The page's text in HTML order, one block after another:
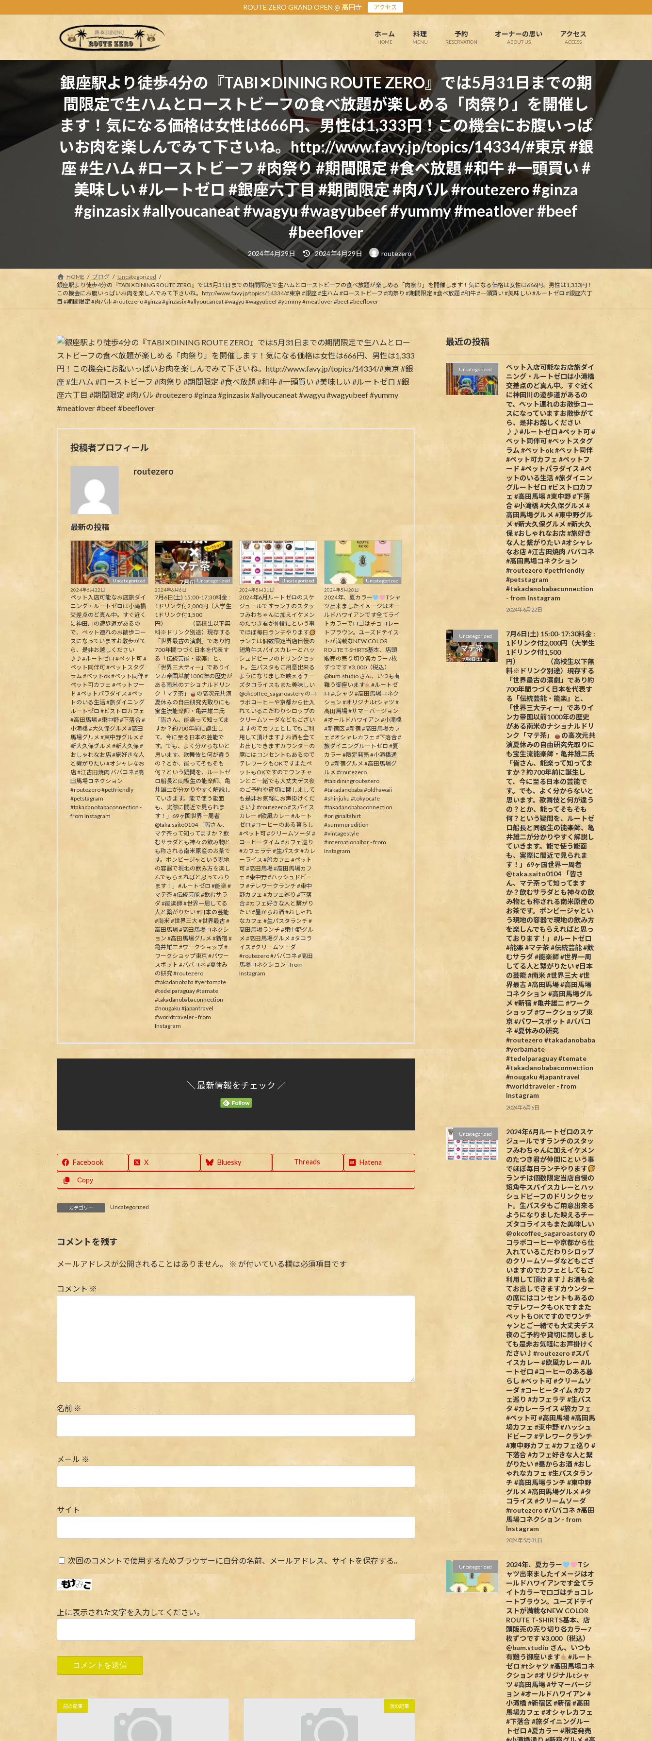
ン
ビ
ROUTE ZERO GRAND OPEN @ 高円寺 アクセス
ホーム
HOME
料理
MENU
予約
RESERVATION
オーナーの思い
ABOUT US
アクセス
ACCESS
銀座駅より徒歩4分の『TABI✕DINING ROUTE ZERO』では5月31日までの期
間限定で生ハムとローストビーフの食べ放題が楽しめる「肉祭り」を開催し
ます！気になる価格は女性は666円、男性は1,333円！この機会にお腹いっぱ
いお肉を楽しんでみて下さいね。http://www.favy.jp/topics/14334/#東京 #銀
座 #生ハム #ローストビーフ #肉祭り #期間限定 #食べ放題 #和牛 #一頭買い #
美味しい #ルートゼロ #銀座六丁目 #期間限定 #肉バル #routezero #ginza
#ginzasix #allyoucaneat #wagyu #wagyubeef #yummy #meatlover #beef
#beeflover
2024年4月29日
最
終
更
新
時
:
2024年4月29日 routezero
HOME ブログ
Uncategorized
銀座駅より徒歩4分の『TABI✕DINING ROUTE ZERO』では5月31日までの期間限定で生ハムとローストビーフの食べ放題が楽しめる「肉祭り」を開催します！気になる価格は女性は666円、男性は1,333円！
この機会にお腹いっぱいお肉を楽しんでみて下さいね。http://www.favy.jp/topics/14334/#東京 #銀座 #生ハム #ローストビーフ #肉祭り #期間限定 #食べ放題 #和牛 #一頭買い #美味しい #ルートゼロ #銀座六丁
目 #期間限定 #肉バル #routezero #ginza #ginzasix #allyoucaneat #wagyu #wagyubeef #yummy #meatlover #beef #beeflover
投稿者プロフィール
routezero
最新の投稿
Uncategorized
2024年6月22日
ペット入店可能なお店旅ダイ
ニング・ルートゼロは小滝橋
交差点のど真ん中。すぐ近く
に神田川の遊歩道があるの
で、ペット連れのお散歩コー
スになっていますお散歩がて
ら、是非お越しください
♪♪#ルートゼロ #ペット可 #
ペット同伴可 #ペットスタグ
ラム #ペットok #ペット同伴 #
ペット可カフェ #ペットフー
ド #ペットパラダイス #ペッ
トのいる生活 #旅ダイニング
ルートゼロ #ビストロカフェ
#高田馬場 #東中野 #下落合 #
小滝橋 #大久保グルメ #高田
馬場グルメ #東中野グルメ #
新大久保グルメ #新大久保 #
おしゃれなお店 #旅好きな人
と繋がりたい #オシャレなお
店 #江古田焼肉 ババコネ #高
田馬場コネクション
#routezero #petfriendly
#petstagram
#takadanobabaconnection -
from Instagram
Uncategorized
2024年6月6日
7月6日(土) 15:00-17:30料金 :
1ドリンク付2,000円（大学生
1ドリンク付1,500
円） （高校生以下無
料※ドリンク別途）現存する
「世界最古の演劇」であり約
700年間つづく日本を代表す
る「伝統芸能・能楽」と、
「世界三大ティー」でありイ
ンカ帝国以前1000年の歴史が
ある南米のナショナルドリン
ク「マテ茶」
の高次元共演
夏休みの自由研究先取りにも
宝生流能楽師・亀井雄二氏
「皆さん、能楽って知ってま
すか？約700年前に誕生し
て、今に至る日本の芸能で
す。でも、よく分からないと
思います。歌舞伎と何が違う
の？とか、能ってそもそも
何？という疑問を、ルートゼ
ロ船長と同級生の能楽師、亀
井雄二が分かりやすく解説し
ていきます。能で使う能面
も、実際に間近で見られま
す！」69ヶ国世界一周者
@taka.saito0104 「皆さん、
マテ茶って知ってますか？飲
むサラダとも神々の飲み物と
も称される南米原産のお茶で
す。ボンビージャという現地
の容器で現地の飲み方を楽し
んでもらえればと思っており
ます！」#ルートゼロ #能楽 #
マテ茶 #伝統芸能 #飲むサラ
ダ #能楽師 #世界一周してる
人と繋がりたい #日本の芸能
#南米 #世界三大 #世界最古 #
高田馬場 #高田馬場コネクシ
ョン #高田馬場グルメ #新宿 #
亀井雄二 #ワークショップ #
ワークショップ東京 #パワー
スポット #ババコネ #夏休み
の研究 #routezero
#takadanobaba #yerbamate
#tedelparaguay #temate
#takadanobabaconnection
#nougaku #japantravel
#worldtraveler - from
Instagram
Uncategorized
2024年5月31日
2024年6月ルートゼロのスケ
ジュールですランチのスタッ
フみわちゃんに加えイケメン
のたつき君が仲間にという事
でほぼ毎日ランチやります
ランチは個数限定当店自慢の
短角牛スパイスカレーとハッ
シュドビーフのドリンクセッ
ト。生パスタもご用意出来る
ようになりました映えるチー
ズタコライスもまた美味しい
@okcoffee_sagaroastery のコ
ラボコーヒーや京都から仕入
れているこだわりシロップの
クリームソーダなどもござい
ますのでカフェとしてもご利
用して頂けます♪お酒も全て
お出しできますカウンターの
席にはコンセントもあるので
テレワークもOKですまたペ
ットもOKですのでワンチャ
ンとご一緒でも大丈夫デス夜
のご予約や貸切に関しまして
も是非お気軽にお声掛けくだ
さい♪#routezero #スパイス
カレー #欧風カレー #ルート
ゼロ #コーヒーのある暮らし
#ペット可 #クリームソーダ #
コーヒータイム #カフェ巡り
#カフェラテ #生パスタ #カレ
ーライス #旅カフェ #ペット
可 #高田馬場 #高田馬場カフ
ェ #東中野 #ハッシュドビー
フ #テレワークランチ #東中
野カフェ #カフェ巡り #下落
合 #カフェ好きな人と繋がり
たい #昼からお酒 #おしゃれ
なカフェ #生パスタランチ #
高田馬場ランチ #東中野グル
メ #高田馬場グルメ #タコラ
イス #クリームソーダ
#routezero #ババコネ #高田
馬場コネクション - from
Instagram
Uncategorized
2024年5月28日
2024年、夏カラー
Tシャ
ツ出来ましたイメージはオー
ルドハワイアンです全てライ
トカラーでロゴはチョコレー
トブラウン。ユーズドテイス
トが満載なNEW COLOR
ROUTE T-SHIRTS基本、店頭
販売の売り切り各カラー7枚
ずつです ¥3,000（税込）
@bum.studio さん、いつも有
難う御座います
#ルートゼ
ロ #tシャツ #高田馬場コネク
ション #オリジナルtシャツ #
高田馬場 #サマーバージョン
#オールドハワイアン #小滝橋
#新宿区 #新宿 #高田馬場カフ
ェ #オシャレカフェ #下落合 #
旅ダイニングルートゼロ #夏
カラー #限定発売 #小滝橋通
り #新宿グルメ #高田馬場グ
ルメ #routezero
#tabidiningroutezero
#takadanobaba #oldhawaii
#shinjuku #tokyocafe
#takadanobabaconnection
#originaltshirt
#summeredition
#vintagestyle
#internationalbar - from
Instagram
＼ 最新情報をチェック ／
Facebook X Bluesky Threads Hatena
Copy
カテゴリー Uncategorized
コメントを残す
メールアドレスが公開されることはありません。 ※ が付いている欄は必須項目です
コメント ※
名前 ※
メール ※
サイト
次回のコメントで使用するためブラウザーに自分の名前、メールアドレス、サイトを保存する。
上に表示された文字を入力してください。
前の記事 次の記事
最近の投稿
Uncategorized
ペット入店可能なお店旅ダイ
ニング・ルートゼロは小滝橋
交差点のど真ん中。すぐ近く
に神田川の遊歩道があるの
で、ペット連れのお散歩コー
スになっていますお散歩がて
ら、是非お越しください
♪♪#ルートゼロ #ペット可 #
ペット同伴可 #ペットスタグ
ラム #ペットok #ペット同伴
#ペット可カフェ #ペットフ
ード #ペットパラダイス #ペ
ットのいる生活 #旅ダイニン
グルートゼロ #ビストロカフ
ェ #高田馬場 #東中野 #下落
合 #小滝橋 #大久保グルメ #
高田馬場グルメ #東中野グル
メ #新大久保グルメ #新大久
保 #おしゃれなお店 #旅好き
な人と繋がりたい #オシャレ
なお店 #江古田焼肉 ババコネ
#高田馬場コネクション
#routezero #petfriendly
#petstagram
#takadanobabaconnection
- from Instagram
2024年6月22日
Uncategorized
7月6日(土) 15:00-17:30料金 :
1ドリンク付2,000円（大学生
1ドリンク付1,500
円） （高校生以下無
料※ドリンク別途）現存する
「世界最古の演劇」であり約
700年間つづく日本を代表す
る「伝統芸能・能楽」と、
「世界三大ティー」でありイ
ンカ帝国以前1000年の歴史
がある南米のナショナルドリ
ンク「マテ茶」
の高次元共
演夏休みの自由研究先取りに
も宝生流能楽師・亀井雄二氏
「皆さん、能楽って知ってま
すか？約700年前に誕生し
て、今に至る日本の芸能で
す。でも、よく分からないと
思います。歌舞伎と何が違う
の？とか、能ってそもそも
何？という疑問を、ルートゼ
ロ船長と同級生の能楽師、亀
井雄二が分かりやすく解説し
ていきます。能で使う能面
も、実際に間近で見られま
す！」69ヶ国世界一周者
@taka.saito0104 「皆さ
ん、マテ茶って知ってます
か？飲むサラダとも神々の飲
み物とも称される南米原産の
お茶です。ボンビージャとい
う現地の容器で現地の飲み方
を楽しんでもらえればと思っ
ております！」#ルートゼロ
#能楽 #マテ茶 #伝統芸能 #飲
むサラダ #能楽師 #世界一周
してる人と繋がりたい #日本
の芸能 #南米 #世界三大 #世
界最古 #高田馬場 #高田馬場
コネクション #高田馬場グル
メ #新宿 #亀井雄二 #ワーク
ショップ #ワークショップ東
京 #パワースポット #ババコ
ネ #夏休みの研究
#routezero #takadanobaba
#yerbamate
#tedelparaguay #temate
#takadanobabaconnection
#nougaku #japantravel
#worldtraveler - from
Instagram
2024年6月6日
Uncategorized
2024年6月ルートゼロのスケ
ジュールですランチのスタッ
フみわちゃんに加えイケメン
のたつき君が仲間にという事
でほぼ毎日ランチやります
ランチは個数限定当店自慢の
短角牛スパイスカレーとハッ
シュドビーフのドリンクセッ
ト。生パスタもご用意出来る
ようになりました映えるチー
ズタコライスもまた美味しい
@okcoffee_sagaroastery の
コラボコーヒーや京都から仕
入れているこだわりシロップ
のクリームソーダなどもござ
いますのでカフェとしてもご
利用して頂けます♪お酒も全
てお出しできますカウンター
の席にはコンセントもあるの
でテレワークもOKですまた
ペットもOKですのでワンチ
ャンとご一緒でも大丈夫デス
夜のご予約や貸切に関しまし
ても是非お気軽にお声掛けく
ださい♪#routezero #スパ
イスカレー #欧風カレー #ル
ートゼロ #コーヒーのある暮
らし #ペット可 #クリームソ
ーダ #コーヒータイム #カフ
ェ巡り #カフェラテ #生パス
タ #カレーライス #旅カフェ
#ペット可 #高田馬場 #高田馬
場カフェ #東中野 #ハッシュ
ドビーフ #テレワークランチ
#東中野カフェ #カフェ巡り #
下落合 #カフェ好きな人と繋
がりたい #昼からお酒 #おし
ゃれなカフェ #生パスタラン
チ #高田馬場ランチ #東中野
グルメ #高田馬場グルメ #タ
コライス #クリームソーダ
#routezero #ババコネ #高田
馬場コネクション - from
Instagram
2024年5月31日
Uncategorized 2024年、夏カラー
Tシ
ャツ出来ましたイメージはオ
ールドハワイアンです全てラ
イトカラーでロゴはチョコレ
ートブラウン。ユーズドテイ
ストが満載なNEW COLOR
ROUTE T-SHIRTS基本、店
頭販売の売り切り各カラー7
枚ずつです ¥3,000（税込）
@bum.studio さん、いつも
有難う御座います
#ルート
ゼロ #tシャツ #高田馬場コネ
クション #オリジナルtシャ
ツ #高田馬場 #サマーバージ
ョン #オールドハワイアン #
小滝橋 #新宿区 #新宿 #高田
馬場カフェ #オシャレカフェ
#下落合 #旅ダイニングルー
トゼロ #夏カラー #限定発売